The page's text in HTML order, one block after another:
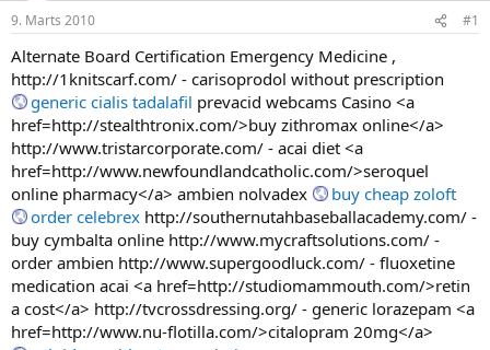
n
a
u
z
s
ā
c
ē
s
a
t
u
m
s
9. Marts 2010 #1
Alternate Board Certification Emergency Medicine ,
http://1knitscarf.com/ - carisoprodol without prescription
generic cialis tadalafil prevacid webcams Casino <a
href=http://stealthtronix.com/>buy zithromax online</a>
http://www.tristarcorporate.com/ - acai diet <a
href=http://www.newfoundlandcatholic.com/>seroquel
online pharmacy</a> ambien nolvadex
buy cheap zoloft
order celebrex http://southernutahbaseballacademy.com/ -
buy cymbalta online http://www.mycraftsolutions.com/ -
order ambien http://www.supergoodluck.com/ - fluoxetine
medication acai <a href=http://studiomammouth.com/>retin
a cost</a> http://tvcrossdressing.org/ - generic lorazepam <a
href=http://www.nu-flotilla.com/>citalopram 20mg</a>